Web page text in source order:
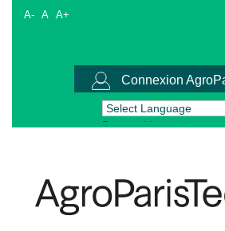
A- A A+
Connexion
Powered by